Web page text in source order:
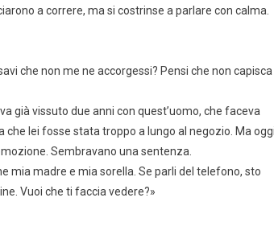
a correre, ma si costrinse a parlare con calma.
che non me ne accorgessi? Pensi che non capisca
già vissuto due anni con quest’uomo, che faceva
che lei fosse stata troppo a lungo al negozio. Ma
Sembravano una sentenza.
mia madre e mia sorella. Se parli del telefono, sto
Vuoi che ti faccia vedere?»